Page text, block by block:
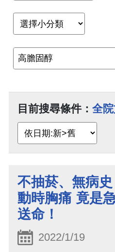
目前搜尋條件： 全
不抽菸、無病
動時胸痛 竟是
送命！
2022/1/19